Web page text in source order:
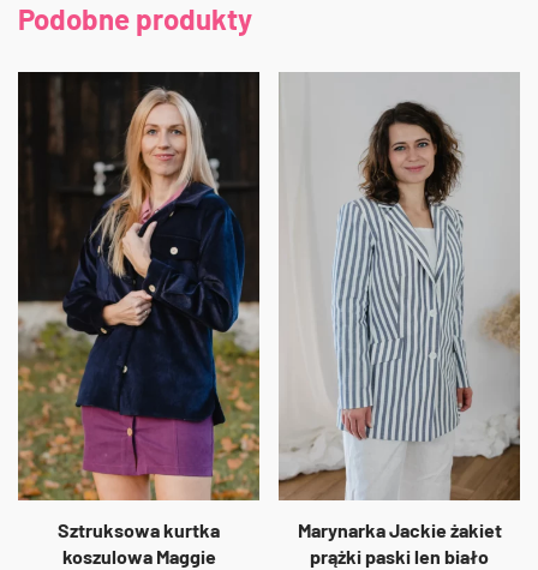
Podobne produkty
Sztruksowa kurtka
koszulowa Maggie
Marynarka Jackie żakiet
prążki paski len biało